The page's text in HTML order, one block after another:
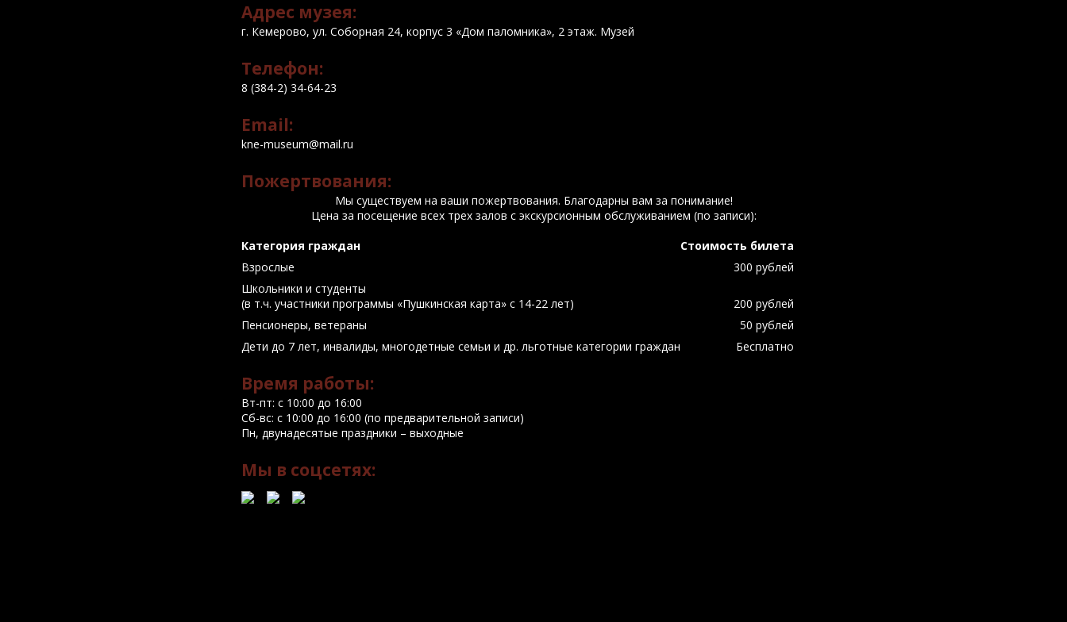
Адрес музея:
г. Кемерово, ул. Соборная 24, корпус 3 «Дом паломника», 2 этаж. Музей
Телефон:
8 (384-2) 34-64-23
Email:
kne-museum@mail.ru
Пожертвования:
Мы существуем на ваши пожертвования. Благодарны вам за понимание!
Цена за посещение всех трех залов с экскурсионным обслуживанием (по записи):
Категория граждан
Стоимость билета
Взрослые
300 рублей
Школьники и студенты
(в т.ч. участники программы «Пушкинская карта» с 14-22 лет)
200 рублей
Пенсионеры, ветераны
50 рублей
Дети до 7 лет, инвалиды, многодетные семьи и др. льготные категории граждан
Бесплатно
Время работы:
Вт-пт: с 10:00 до 16:00
Сб-вс: с 10:00 до 16:00 (по предварительной записи)
Пн, двунадесятые праздники – выходные
Мы в соцсетях: